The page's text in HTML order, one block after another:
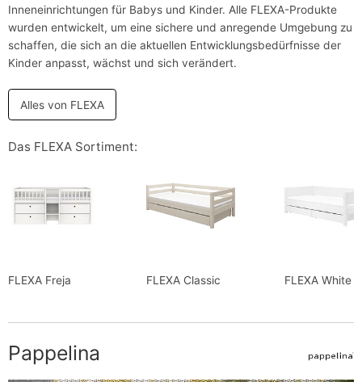
Inneneinrichtungen für Babys und Kinder. Alle FLEXA-Produkte
wurden entwickelt, um eine sichere und anregende Umgebung zu
schaffen, die sich an die aktuellen Entwicklungsbedürfnisse der
Kinder anpasst, wächst und sich verändert.
Alles von FLEXA
Das FLEXA Sortiment:
FLEXA Freja FLEXA Classic FLEXA White
Pappelina